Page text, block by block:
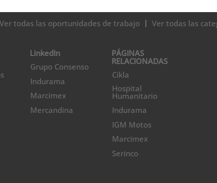
Ver todas las oportunidades de trabajo Ver todas las
LinkedIn
Grupo Consenso
Indurama
Marcimex
Mercandina
PÁGINAS
RELACIONADAS
Cikla
Hospital
Humanitario
Indurama
IGM Motos
Marcimex
Serinco